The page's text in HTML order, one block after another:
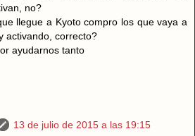
no?
llegue a Kyoto compro los que vaya a
activando, correcto?
ayudarnos tanto
13 de julio de 2015 a las 19:15